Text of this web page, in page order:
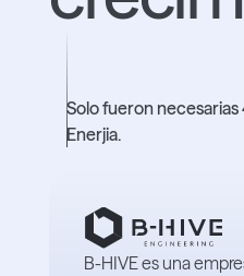
45 horas
Solo fueron
Enerjia.
B-HIVE es una